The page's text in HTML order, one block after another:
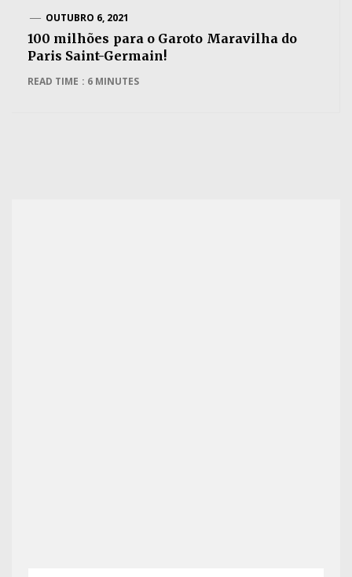
OUTUBRO 6, 2021
100 milhões para o Garoto Maravilha do
Paris Saint-Germain!
READ TIME : 6 MINUTES